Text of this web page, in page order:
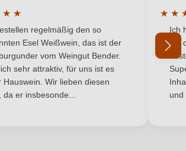
2024
Italien
DOC
Ich habe mein Passwort vergessen
★ ★
Bewertung von 5 von 5 Sternen
regelmäßig den so
Esel Weißwein, das ist der
vom Weingut Bender.
sehr attraktiv, für uns ist es
Hauswein. Wir lieben diesen
da er insbesonde...
★ ★
Ich
mit
und